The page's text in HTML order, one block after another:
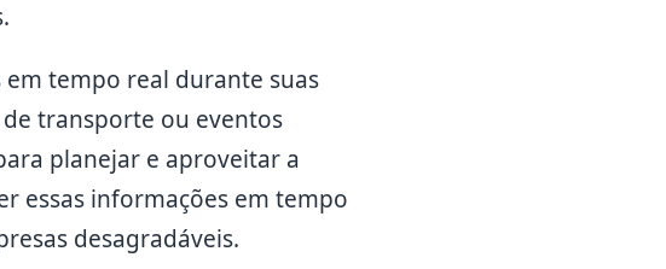
tempo real durante suas
transporte ou eventos
planejar e aproveitar a
essas informações em tempo
desagradáveis.